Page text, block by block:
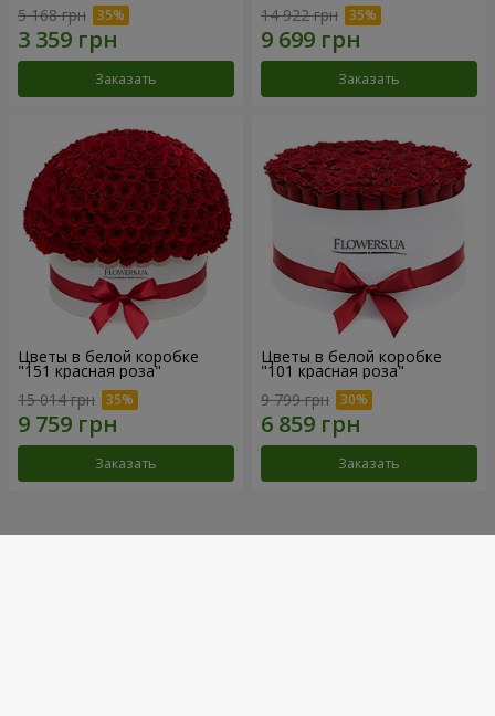
5 168 грн
Заказать
14 922 грн
Заказать
Цветы в белой коробке
"151 красная роза"
15 014 грн
Заказать
Цветы в белой коробке
"101 красная роза"
9 799 грн
Заказать